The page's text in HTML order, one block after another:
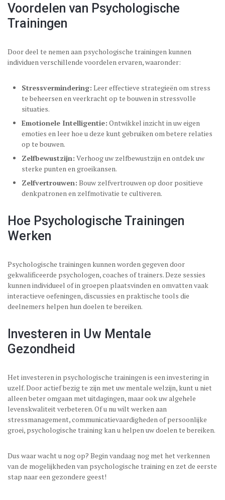
Voordelen van Psychologische
Trainingen
Door deel te nemen aan psychologische trainingen kunnen
individuen verschillende voordelen ervaren, waaronder:
Stressvermindering: Leer effectieve strategieën om stress
te beheersen en veerkracht op te bouwen in stressvolle
situaties.
Emotionele Intelligentie: Ontwikkel inzicht in uw eigen
emoties en leer hoe u deze kunt gebruiken om betere relaties
op te bouwen.
Zelfbewustzijn: Verhoog uw zelfbewustzijn en ontdek uw
sterke punten en groeikansen.
Zelfvertrouwen: Bouw zelfvertrouwen op door positieve
denkpatronen en zelfmotivatie te cultiveren.
Hoe Psychologische Trainingen
Werken
Psychologische trainingen kunnen worden gegeven door
gekwalificeerde psychologen, coaches of trainers. Deze sessies
kunnen individueel of in groepen plaatsvinden en omvatten vaak
interactieve oefeningen, discussies en praktische tools die
deelnemers helpen hun doelen te bereiken.
Investeren in Uw Mentale
Gezondheid
Het investeren in psychologische trainingen is een investering in
uzelf. Door actief bezig te zijn met uw mentale welzijn, kunt u niet
alleen beter omgaan met uitdagingen, maar ook uw algehele
levenskwaliteit verbeteren. Of u nu wilt werken aan
stressmanagement, communicatievaardigheden of persoonlijke
groei, psychologische training kan u helpen uw doelen te bereiken.
Dus waar wacht u nog op? Begin vandaag nog met het verkennen
van de mogelijkheden van psychologische training en zet de eerste
stap naar een gezondere geest!